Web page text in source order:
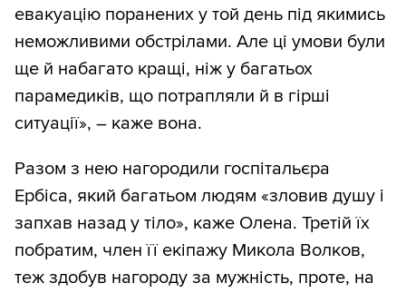
евакуацію поранених у той день під якимись
неможливими обстрілами. Але ці умови були
ще й набагато кращі, ніж у багатьох
парамедиків, що потрапляли й в гірші
ситуації», – каже вона.
Разом з нею нагородили госпітальєра
Ербіса, який багатьом людям «зловив душу і
запхав назад у тіло», каже Олена. Третій їх
побратим, член її екіпажу Микола Волков,
теж здобув нагороду за мужність, проте, на